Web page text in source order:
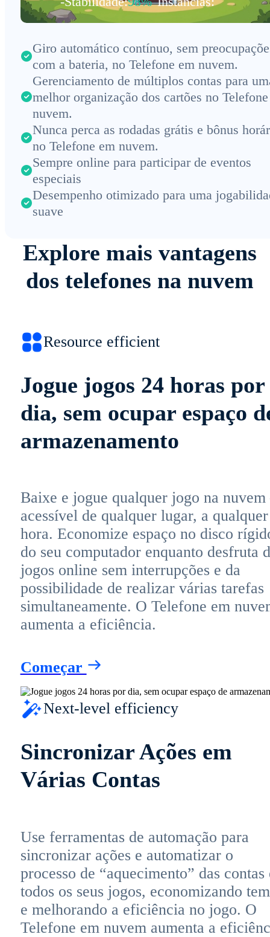
Giro automático contínuo, sem
com a bateria, no Telefone em nuvem.
Gerenciamento de múltiplos contas para
melhor organização dos cartões no
nuvem.
Nunca perca as rodadas grátis e bônus
no Telefone em nuvem.
Sempre online para participar de eventos
especiais
Desempenho otimizado para uma
suave
Explore mais vantagens
dos telefones na nuvem
Resource efficient
Jogue jogos 24 horas por
dia, sem ocupar espaço
armazenamento
Baixe e jogue qualquer jogo na nuvem
acessível de qualquer lugar, a qualquer
hora. Economize espaço no disco
do seu computador enquanto desfruta
jogos online sem interrupções e da
possibilidade de realizar várias tarefas
simultaneamente. O Telefone em
aumenta a eficiência.
Começar
Next-level efficiency
Sincronizar Ações em
Várias Contas
Use ferramentas de automação para
sincronizar ações e automatizar o
processo de “aquecimento” das contas
todos os seus jogos, economizando
e melhorando a eficiência no jogo. O
Telefone em nuvem aumenta a